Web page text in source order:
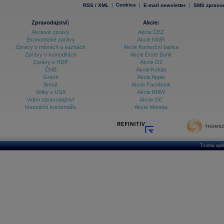
RSS / XML | Cookies | E-mail newsletter | SMS
Zpravodajství:
Akciové zprávy
Ekonomické zprávy
Zprávy o měnách a sazbách
Zprávy o komoditách
Zprávy o HDP
ČNB
Grexit
Brexit
Volby v USA
Video zpravodajství
Investiční komentáře
Akcie:
Akcie ČEZ
Akcie NWR
Akcie Komerční banka
Akcie Erste Bank
Akcie O2
Akcie Kofola
Akcie Apple
Akcie Facebook
Akcie BMW
Akcie GE
Akcie Moneta
Tvorba